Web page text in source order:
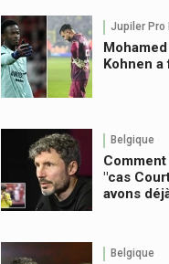
Jupiler Pro
Kohnen
Belgique
"cas
avons
Belgique